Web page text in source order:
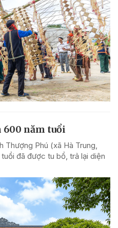
năm tuổi
Thượng Phú (xã Hà Trung,
đã được tu bổ, trả lại diện